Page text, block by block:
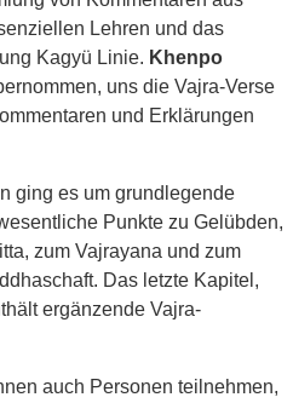
Lehren und das
Kagyü Linie. Khenpo
uns die Vajra-Verse
und Erklärungen
ging es um grundlegende
Punkte zu Gelübden,
zum Vajrayana und zum
Das letzte Kapitel,
ergänzende Vajra-
auch Personen teilnehmen,